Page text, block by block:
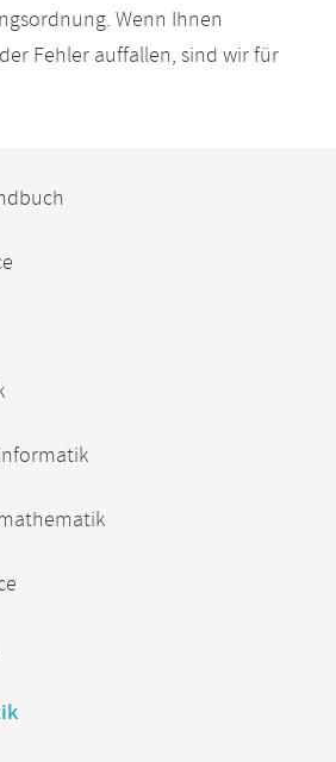
Wenn Ihnen
Fehler auffallen, sind wir für